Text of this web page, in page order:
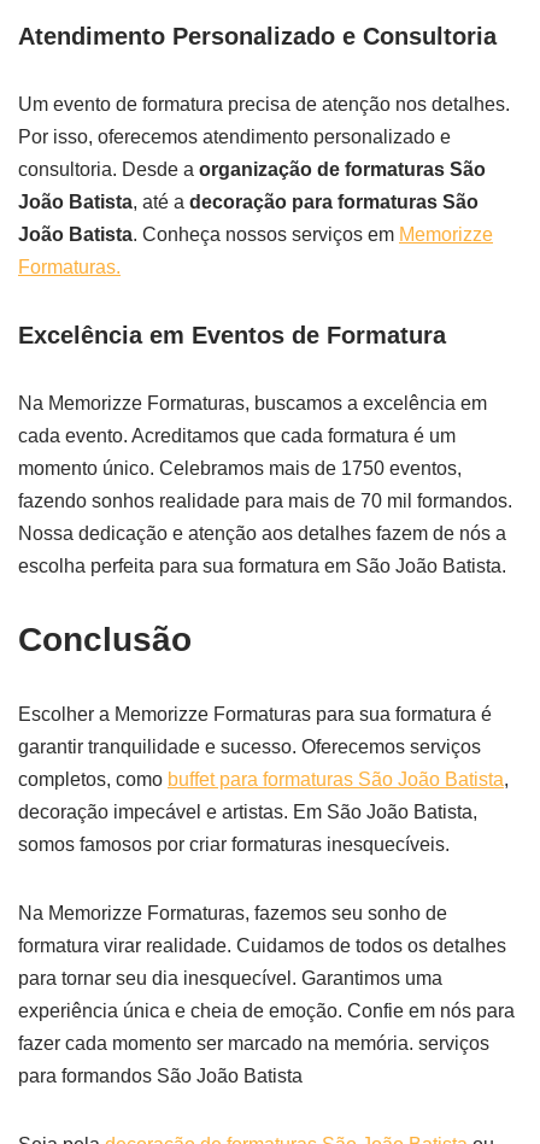
Atendimento Personalizado e Consultoria
Um evento de formatura precisa de atenção nos detalhes.
Por isso, oferecemos atendimento personalizado e
consultoria. Desde a organização de formaturas São
João Batista, até a decoração para formaturas São
João Batista. Conheça nossos serviços em Memorizze
Formaturas.
Excelência em Eventos de Formatura
Na Memorizze Formaturas, buscamos a excelência em
cada evento. Acreditamos que cada formatura é um
momento único. Celebramos mais de 1750 eventos,
fazendo sonhos realidade para mais de 70 mil formandos.
Nossa dedicação e atenção aos detalhes fazem de nós a
escolha perfeita para sua formatura em São João Batista.
Conclusão
Escolher a Memorizze Formaturas para sua formatura é
garantir tranquilidade e sucesso. Oferecemos serviços
completos, como buffet para formaturas São João Batista,
decoração impecável e artistas. Em São João Batista,
somos famosos por criar formaturas inesquecíveis.
Na Memorizze Formaturas, fazemos seu sonho de
formatura virar realidade. Cuidamos de todos os detalhes
para tornar seu dia inesquecível. Garantimos uma
experiência única e cheia de emoção. Confie em nós para
fazer cada momento ser marcado na memória. serviços
para formandos São João Batista